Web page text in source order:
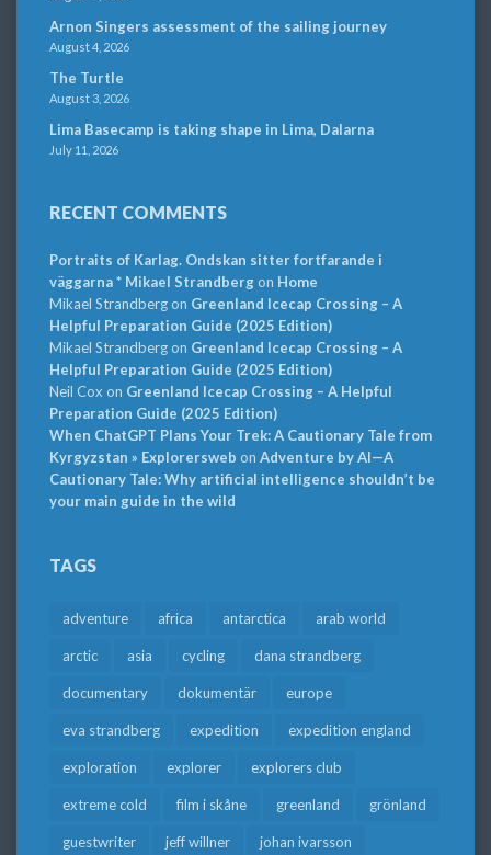
Arnon Singers assessment of the sailing journey
August 4, 2026
The Turtle
August 3, 2026
Lima Basecamp is taking shape in Lima, Dalarna
July 11, 2026
RECENT COMMENTS
Portraits of Karlag. Ondskan sitter fortfarande i
väggarna * Mikael Strandbergon Home
Mikael Strandbergon Greenland Icecap Crossing – A
Helpful Preparation Guide (2025 Edition)
Mikael Strandbergon Greenland Icecap Crossing – A
Helpful Preparation Guide (2025 Edition)
Neil Cox on Greenland Icecap Crossing – A Helpful
Preparation Guide (2025 Edition)
When ChatGPT Plans Your Trek: A Cautionary Tale from
Kyrgyzstan » Explorersweb on Adventure by AI—A
Cautionary Tale: Why artificial intelligence shouldn’t be
your main guide in the wild
TAGS
adventure africa antarctica arab world
arctic asia cycling dana strandberg
documentary dokumentär europe
eva strandberg expedition expedition england
exploration explorer explorers club
extreme cold film i skåne greenland grönland
guestwriter jeff willner johan ivarsson